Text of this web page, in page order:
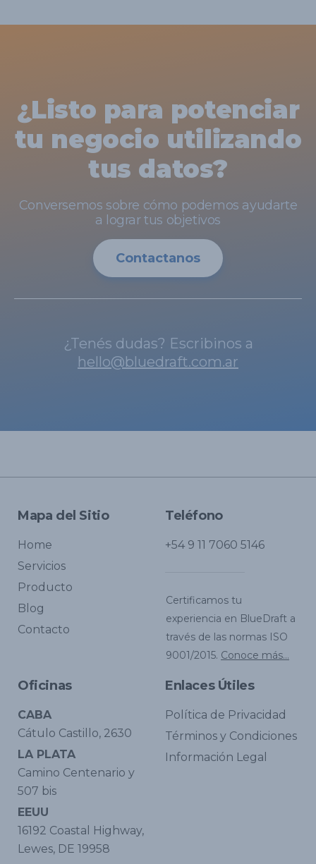
¿Listo para potenciar
tu negocio utilizando
tus datos?
Conversemos sobre cómo podemos ayudarte
a lograr tus objetivos
Contactanos
¿Tenés dudas? Escribinos a
hello@bluedraft.com.ar
Mapa del Sitio
Home
Servicios
Producto
Blog
Contacto
Teléfono
+54 9 11 7060 5146
Certificamos tu
experiencia en BlueDraft a
través de las normas ISO
9001/2015. Conoce más...
Oficinas
CABA
Cátulo Castillo, 2630
LA PLATA
Camino Centenario y
507 bis
EEUU
16192 Coastal Highway,
Lewes, DE 19958
Enlaces Útiles
Política de Privacidad
Términos y Condiciones
Información Legal